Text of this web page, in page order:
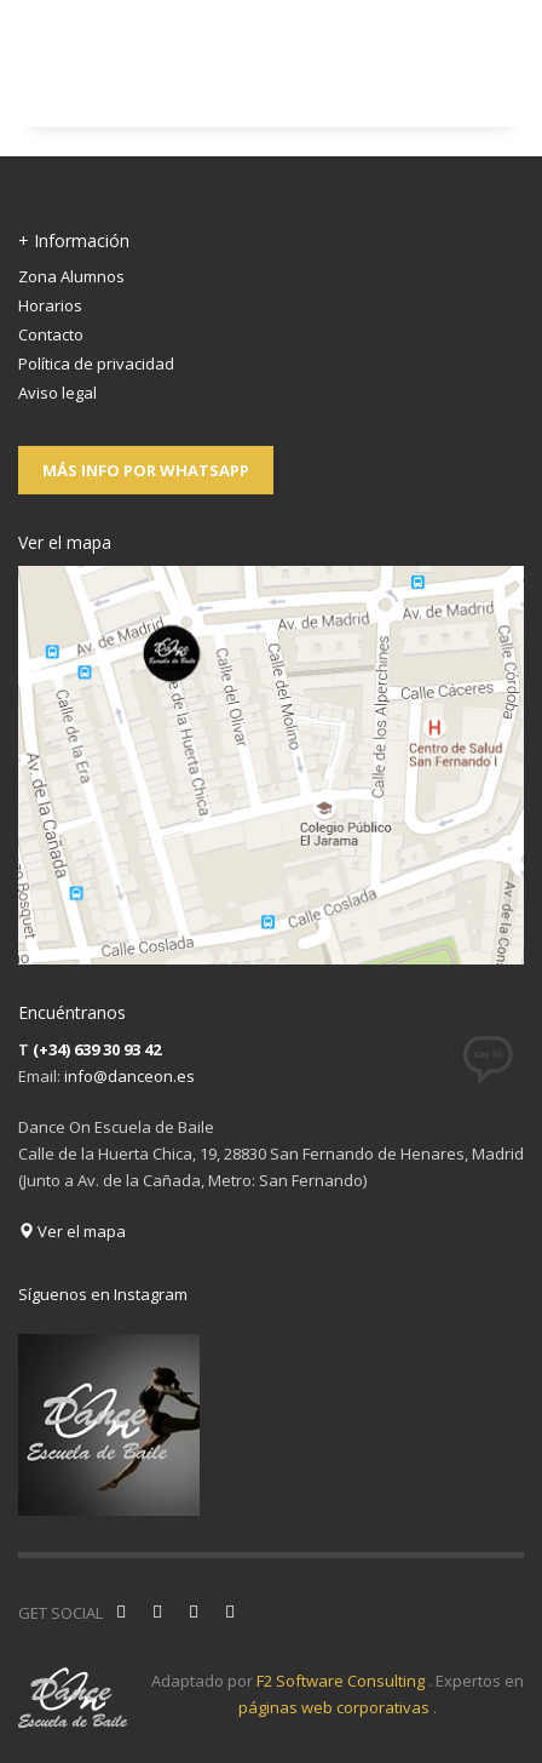
+ Información
Zona Alumnos
Horarios
Contacto
Política de privacidad
Aviso legal
MÁS INFO POR WHATSAPP
Ver el mapa
Encuéntranos
T (+34) 639 30 93 42
Email: info@danceon.es
Dance On Escuela de Baile
Calle de la Huerta Chica, 19, 28830 San Fernando de Henares, Madrid
(Junto a Av. de la Cañada, Metro: San Fernando)
Ver el mapa
Síguenos en Instagram
GET SOCIAL
Adaptado porF2 Software Consulting . Expertos en
páginas web corporativas .